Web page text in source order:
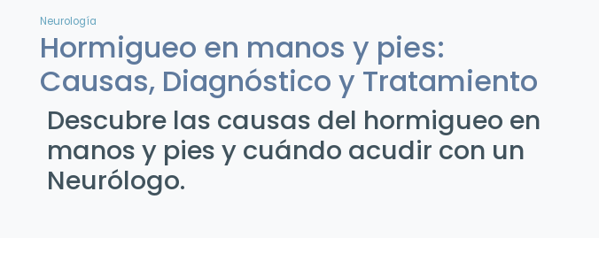
Neurología
Hormigueo en manos y pies:
Causas, Diagnóstico y Tratamiento
Descubre las causas del hormigueo en
manos y pies y cuándo acudir con un
Neurólogo.